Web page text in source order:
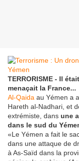
TERRORISME - Il
menaçait la France...
Al-Qaida au Yémen a
Hareth al-Nadhari, et
extrémiste, dans une
dans le sud du
«Le Yémen a fait le
dans une attaque de
à As-Saïd dans la